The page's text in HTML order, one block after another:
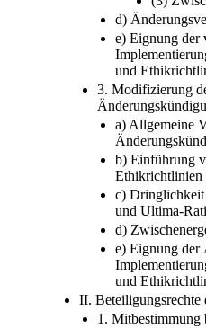
d)
e) Eignung der
und
3. Modifizierung
a) Allgemeine
b) Einführung
Ethikrichtlinien
c) Dringlichkeit
und Ultima-
d)
e) Eignung der
und
II. Beteiligungsrechte
1.